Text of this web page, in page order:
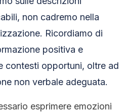
non cadremo nella
Ricordiamo di
positiva e
contesti opportuni, oltre ad
non verbale adeguata.
esprimere emozioni